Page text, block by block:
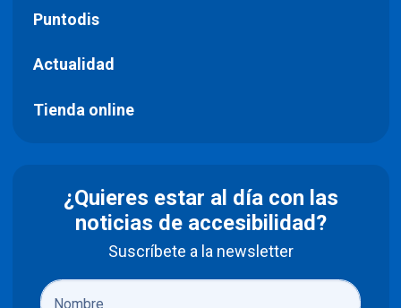
Puntodis
Actualidad
Tienda online
¿Quieres estar al día con las
noticias de accesibilidad?
Suscríbete a la newsletter